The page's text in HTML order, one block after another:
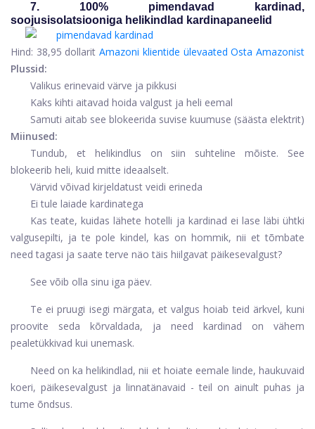
7. 100% pimendavad kardinad,
soojusisolatsiooniga helikindlad kardinapaneelid
Hind: 38,95 dollarit Amazoni klientide ülevaated Osta Amazonist
Plussid:
Valikus erinevaid värve ja pikkusi
Kaks kihti aitavad hoida valgust ja heli eemal
Samuti aitab see blokeerida suvise kuumuse (säästa elektrit)
Miinused:
Tundub, et helikindlus on siin suhteline mõiste. See
blokeerib heli, kuid mitte ideaalselt.
Värvid võivad kirjeldatust veidi erineda
Ei tule laiade kardinatega
Kas teate, kuidas lähete hotelli ja kardinad ei lase läbi ühtki
valgusepilti, ja te pole kindel, kas on hommik, nii et tõmbate
need tagasi ja saate terve näo täis hiilgavat päikesevalgust?
See võib olla sinu iga päev.
Te ei pruugi isegi märgata, et valgus hoiab teid ärkvel, kuni
proovite seda kõrvaldada, ja need kardinad on vähem
pealetükkivad kui unemask.
Need on ka helikindlad, nii et hoiate eemale linde, haukuvaid
koeri, päikesevalgust ja linnatänavaid - teil on ainult puhas ja
tume õndsus.